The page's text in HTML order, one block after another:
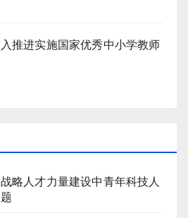
推进实施国家优秀中小学教师
略人才力量建设中青年科技人